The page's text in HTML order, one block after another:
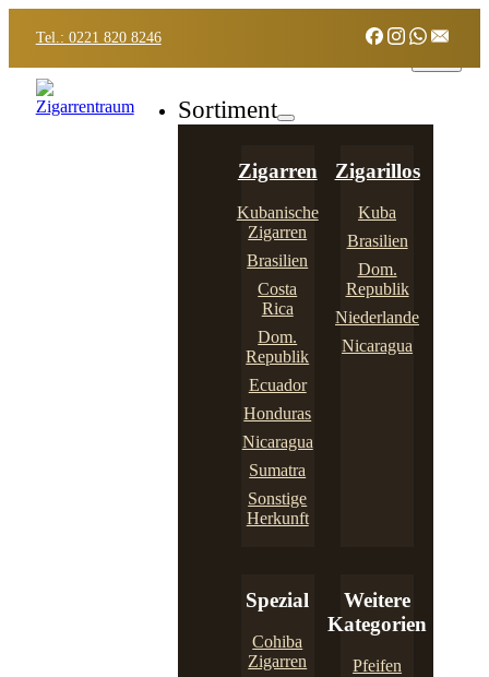
Tel.: 0221 820 8246
Sortiment
Zigarren
Kubanische
Zigarren
Brasilien
Costa
Rica
Dom.
Republik
Ecuador
Honduras
Nicaragua
Sumatra
Sonstige
Herkunft
Zigarillos
Kuba
Brasilien
Dom.
Republik
Niederlande
Nicaragua
Spezial
Cohiba
Zigarren
Weitere
Kategorien
Pfeifen